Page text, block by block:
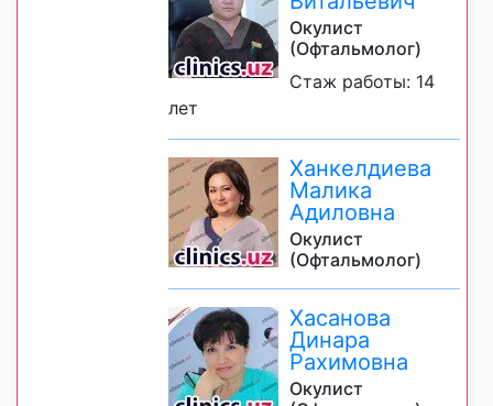
Окулист
(Офтальмолог)
Стаж работы: 14
лет
Ханкелдиева
Малика
Адиловна
Окулист
(Офтальмолог)
Хасанова
Динара
Рахимовна
Окулист